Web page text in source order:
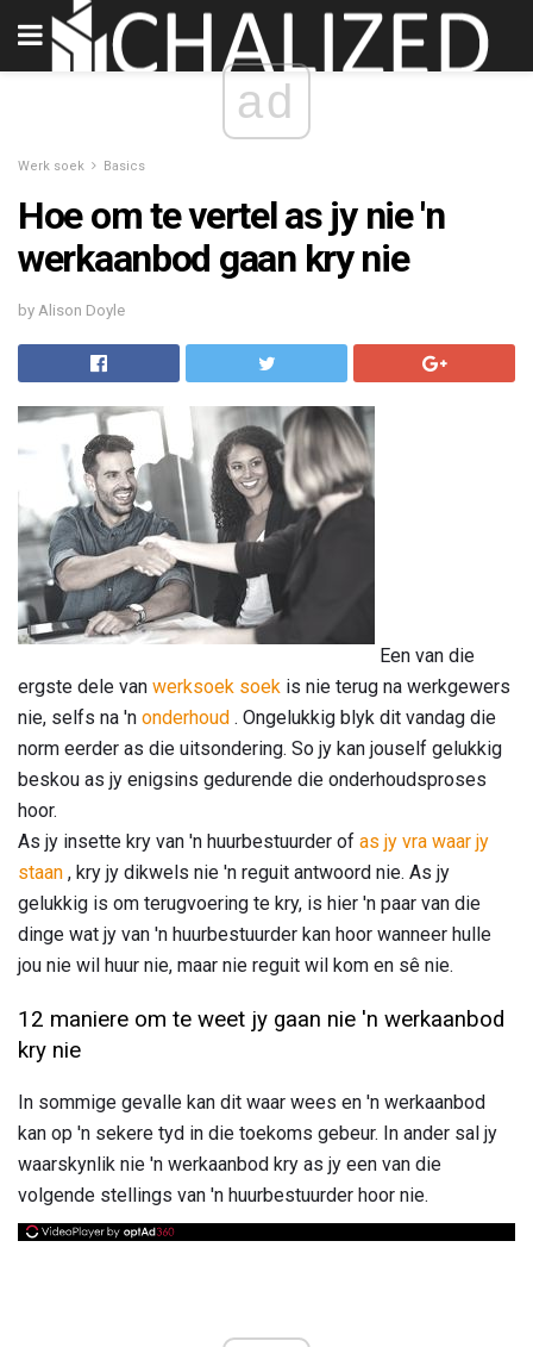
ad
Werk soek Basics
Hoe om te vertel as jy nie 'n
werkaanbod gaan kry nie
by Alison Doyle
Een van die
ergste dele van werksoek soek is nie terug na werkgewers
nie, selfs na 'n onderhoud . Ongelukkig blyk dit vandag die
norm eerder as die uitsondering. So jy kan jouself gelukkig
beskou as jy enigsins gedurende die onderhoudsproses
hoor.
As jy insette kry van 'n huurbestuurder of as jy vra waar jy
staan , kry jy dikwels nie 'n reguit antwoord nie. As jy
gelukkig is om terugvoering te kry, is hier 'n paar van die
dinge wat jy van 'n huurbestuurder kan hoor wanneer hulle
jou nie wil huur nie, maar nie reguit wil kom en sê nie.
12 maniere om te weet jy gaan nie 'n werkaanbod
kry nie
In sommige gevalle kan dit waar wees en 'n werkaanbod
kan op 'n sekere tyd in die toekoms gebeur. In ander sal jy
waarskynlik nie 'n werkaanbod kry as jy een van die
volgende stellings van 'n huurbestuurder hoor nie.